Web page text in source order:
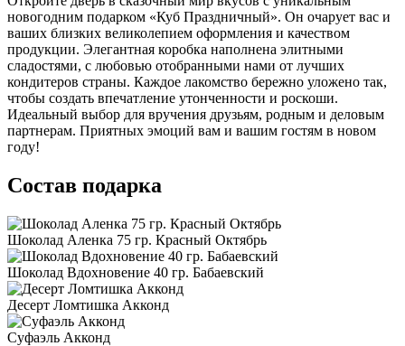
новогодним подарком «Куб Праздничный». Он очарует вас и
ваших близких великолепием оформления и качеством
продукции. Элегантная коробка наполнена элитными
сладостями, с любовью отобранными нами от лучших
кондитеров страны. Каждое лакомство бережно уложено так,
чтобы создать впечатление утонченности и роскоши.
Идеальный выбор для вручения друзьям, родным и деловым
партнерам. Приятных эмоций вам и вашим гостям в новом
году!
Состав подарка
Шоколад Аленка 75 гр. Красный Октябрь
Шоколад Вдохновение 40 гр. Бабаевский
Десерт Ломтишка Акконд
Суфаэль Акконд